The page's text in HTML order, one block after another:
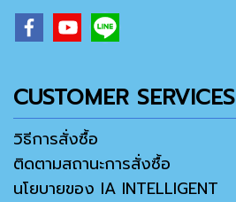
CUSTOMER SERVICES
วิธีการสั่งซื้อ
ติดตามสถานะการสั่งซื้อ
นโยบายของ IA INTELLIGENT